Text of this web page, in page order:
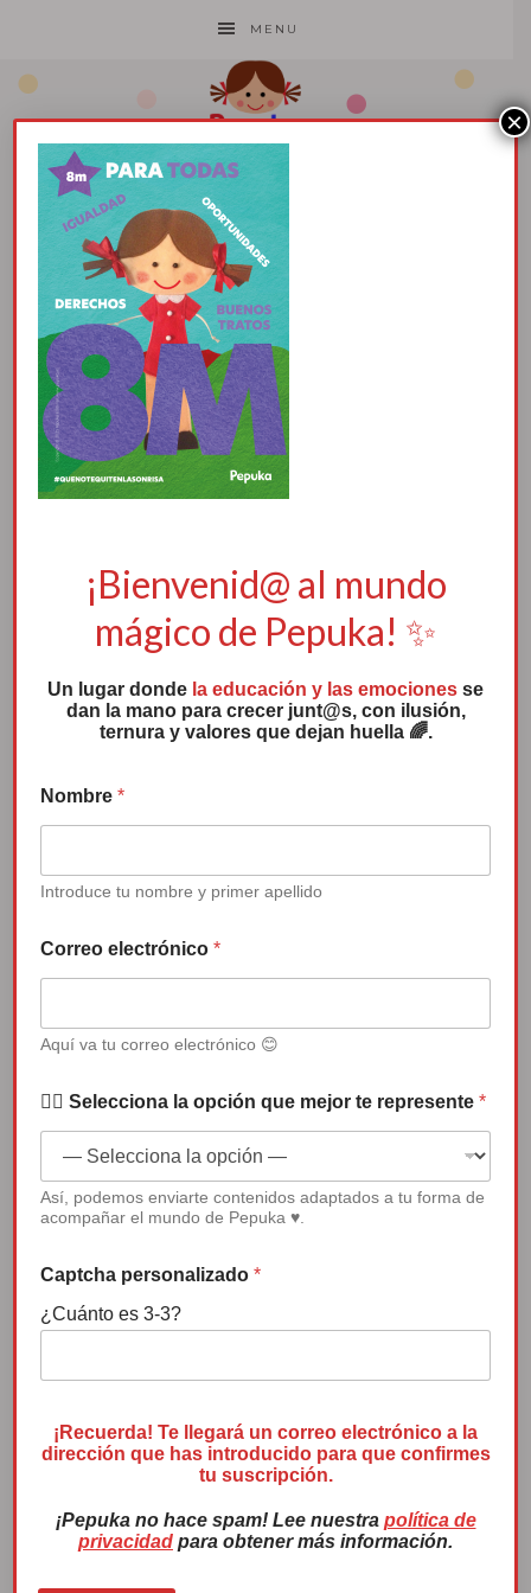
MENU
CARTEL PEPUKA
8M
5 marzo, 2025 por
Canción de Pepuka: “Que nadie te
de
vídeo
Premio Menina 2022
¡Bienvenid@ al mundo
mágico de Pepuka! ✨
Un lugar donde la educación y las emociones se
dan la mano para crecer junt@s, con ilusión,
ternura y valores que dejan huella 🌈.
Nombre*
Introduce tu nombre y primer apellido
Correo electrónico*
Aquí va tu correo electrónico 😊
✍🏻 Selecciona la opción que mejor te represente*
Así, podemos enviarte contenidos adaptados a tu forma de
acompañar el mundo de Pepuka ♥.
Captcha personalizado*
¿Cuánto es 3-3?
o
¡Recuerda! Te llegará un correo electrónico a la
dirección que has introducido para que confirmes
tu suscripción.
¡Pepuka no hace spam! Lee nuestra política de
privacidad para obtener más información.
×